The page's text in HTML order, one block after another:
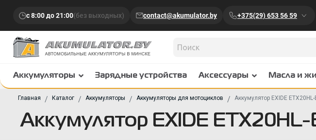
с 8:00 до 21:00(без выходных) contact@akumulator.by +375(29) 653 56 59
Аккумуляторы Зарядные устройства Аксессуары Масла и
Главная Каталог Аккумуляторы Аккумуляторы для мотоциклов Аккумулятор EXIDE ETX20HL-
Аккумулятор EXIDE ETX20HL-